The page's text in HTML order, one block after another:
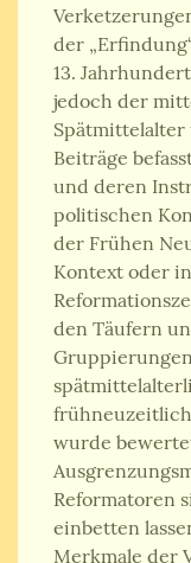
der
13.
jedoch der
Spätmittelalter
Beiträge
und deren
politischen
der Frühen
Kontext oder
den Täufern
wurde
Reformatoren
einbetten
Merkmale der